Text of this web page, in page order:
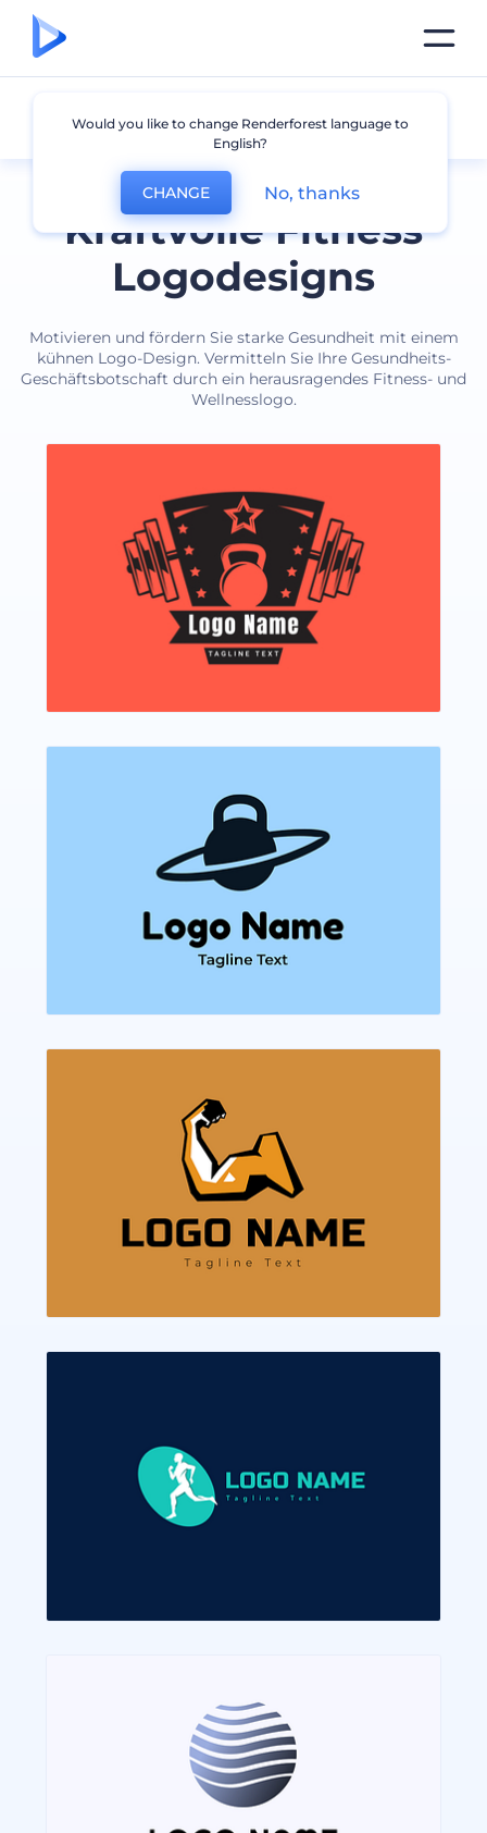
Kraftvolle Fitness
Logodesigns
Motivieren und fördern Sie starke Gesundheit mit einem
kühnen Logo-Design. Vermitteln Sie Ihre Gesundheits-
Geschäftsbotschaft durch ein herausragendes Fitness- und
Wellnesslogo.
Fitness
Would you like to change Renderforest language to
English?
CHANGE No, thanks